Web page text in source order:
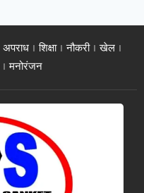
अपराध शिक्षा नौकरी
खेल
मनोरंजन